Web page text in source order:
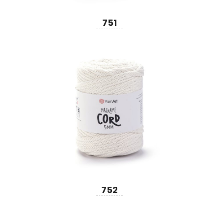
751
752